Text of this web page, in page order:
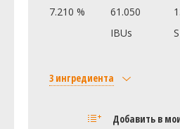
Wyeast - Denny's Favorite 50
Добавить в
7.210 %
61.050
IBUs
3 ингредиента